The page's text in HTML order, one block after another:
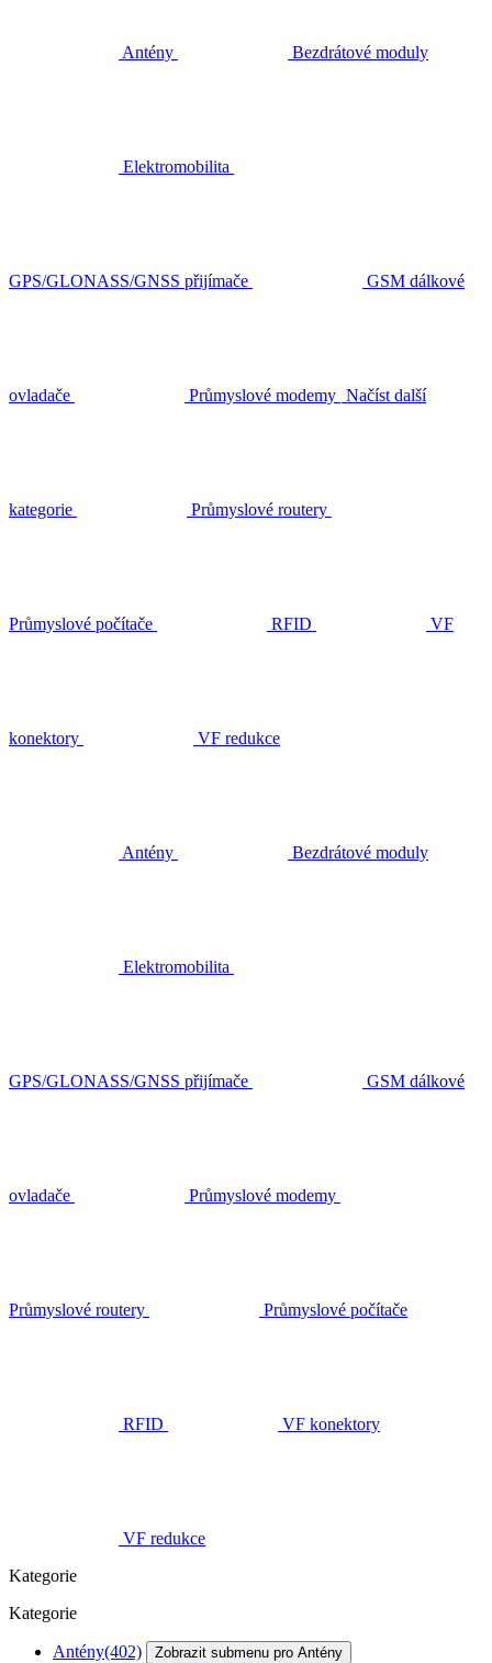
Antény Bezdrátové moduly
Elektromobilita
GPS/GLONASS/GNSS přijímače GSM dálkové
ovladače Průmyslové modemy Načíst další
kategorie Průmyslové routery
Průmyslové počítače RFID VF
konektory VF redukce
Antény Bezdrátové moduly
Elektromobilita
GPS/GLONASS/GNSS přijímače GSM dálkové
ovladače Průmyslové modemy
Průmyslové routery Průmyslové počítače
RFID VF konektory
VF redukce
Kategorie
Kategorie
Antény(402) Zobrazit submenu pro Antény